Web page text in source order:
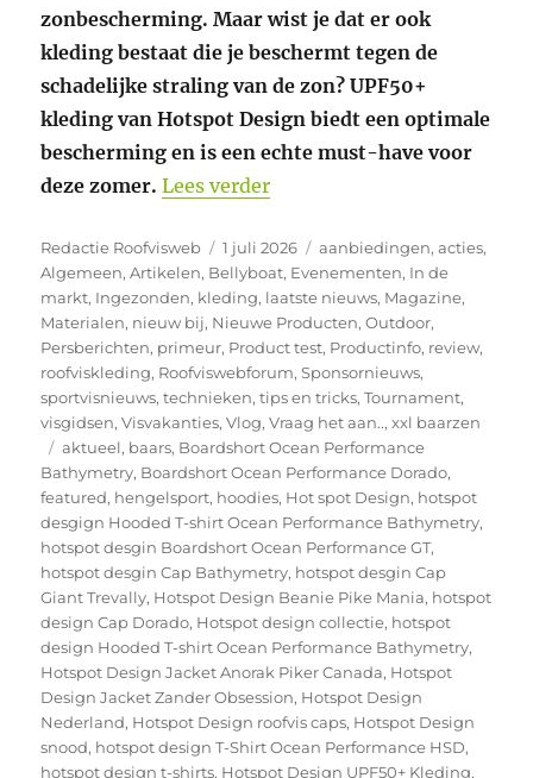
zonbescherming. Maar wist je dat er ook
kleding bestaat die je beschermt tegen de
schadelijke straling van de zon? UPF50+
kleding van Hotspot Design biedt een optimale
bescherming en is een echte must-have voor
deze zomer. Lees verder“Bescherm je huid tegen
Auteur
Redactie Roofvisweb
Geplaatst
op
1 juli 2026 Categorieën
aanbiedingen,acties,
Algemeen,Artikelen, Bellyboat, Evenementen, In de
markt, Ingezonden, kleding, laatste nieuws, Magazine,
Materialen, nieuw bij, Nieuwe Producten,Outdoor,
Persberichten, primeur, Product test, Productinfo, review,
roofviskleding, Roofviswebforum,Sponsornieuws,
sportvisnieuws,technieken,tips en tricks,Tournament,
visgidsen,Visvakanties,Vlog,Vraag het aan..,xxl baarzen
Tags
aktueel, baars, Boardshort Ocean Performance
Bathymetry, Boardshort Ocean Performance Dorado,
featured, hengelsport, hoodies, Hot spot Design, hotspot
desgign Hooded T-shirt Ocean Performance Bathymetry,
hotspot desgin Boardshort Ocean Performance GT,
hotspot desgin Cap Bathymetry, hotspot desgin Cap
Giant Trevally, Hotspot Design Beanie Pike Mania, hotspot
design Cap Dorado, Hotspot design collectie, hotspot
design Hooded T-shirt Ocean Performance Bathymetry,
Hotspot Design Jacket Anorak Piker Canada, Hotspot
Design Jacket Zander Obsession, Hotspot Design
Nederland, Hotspot Design roofvis caps, Hotspot Design
snood, hotspot design T-Shirt Ocean Performance HSD,
hotspot design t-shirts, Hotspot Design UPF50+ Kleding,